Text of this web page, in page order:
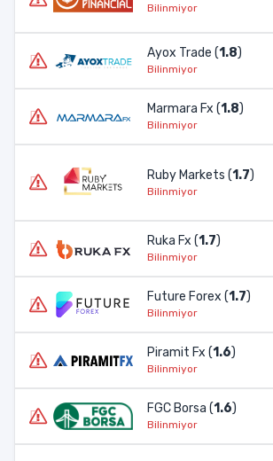
Bilinmiyor
Ayox Trade (1.8)
Bilinmiyor
Marmara Fx (1.8)
Bilinmiyor
Ruby Markets (1.7)
Bilinmiyor
Ruka Fx (1.7)
Bilinmiyor
Future Forex (1.7)
Bilinmiyor
Piramit Fx (1.6)
Bilinmiyor
FGC Borsa (1.6)
Bilinmiyor